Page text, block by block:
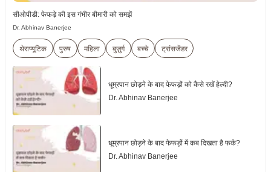
सीओपीडी: फेफड़े की इस गंभीर बीमारी को समझें
Dr. Abhinav Banerjee
थेराप्यूटिक पुरुष महिला बुज़ुर्ग बच्चे ट्रांसजेंडर
धूम्रपान छोड़ने के बाद फेफड़ों को कैसे रखें हेल्दी?
Dr. Abhinav Banerjee
धूम्रपान छोड़ने के बाद फेफड़ों में कब दिखता है फर्क?
Dr. Abhinav Banerjee